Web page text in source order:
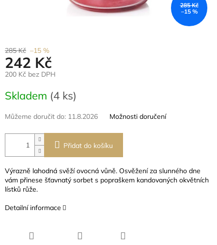
285 Kč
–15 %
285 Kč –15 %
242 Kč
200 Kč bez DPH
cena:
Skladem (4 ks)
Můžeme doručit do: 11.8.2026 Možnosti doručení
Přidat do košíku
Výrazně lahodná svěží ovocná vůně. Osvěžení za slunného dne
vám přinese šťavnatý sorbet s popraškem kandovaných okvětních
lístků růže.
Detailní informace